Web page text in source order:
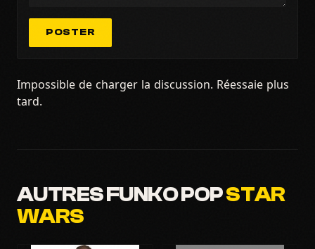
POSTER
Impossible de charger la discussion. Réessaie plus
tard.
AUTRES FUNKO POPSTAR
WARS